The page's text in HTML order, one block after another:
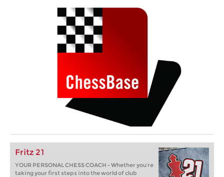
Fritz 21
YOUR PERSONAL CHESS COACH - Whether you’re
taking your first steps into the world of club